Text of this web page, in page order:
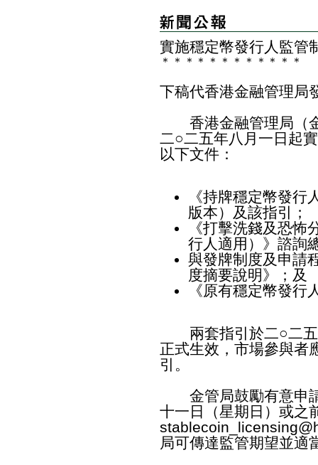
實施穩定幣發行人監管
＊ ＊ ＊ ＊ ＊ ＊ ＊ ＊ ＊ ＊ ＊ ＊
下稿代香港金融管理局
香港金融管理局（金
二○二五年八月一日起
以下文件：
《持牌穩定幣發行
版本）及該指引
；
《打擊洗錢及恐
行人適用）》諮詢
與發牌制度及申請
度摘要說明》
；及
《原有穩定幣發行
兩套指引於二○二五
正式生效，市場參與者
引。
金管局鼓勵有意申請
十一日（星期日）或之
局可傳達監管期望並適